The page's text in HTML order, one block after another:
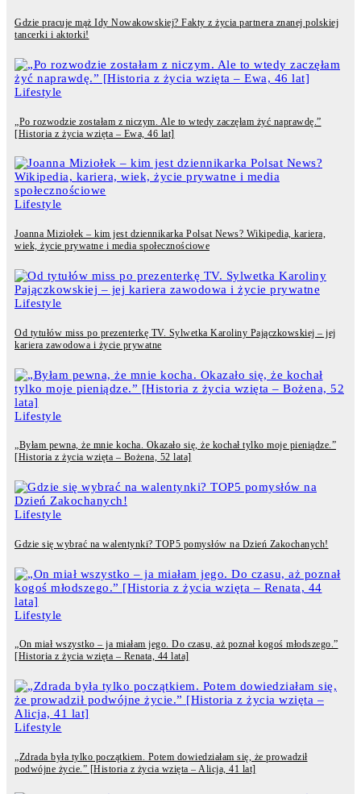
Gdzie pracuje mąż Idy Nowakowskiej? Fakty z życia partnera znanej polskiej
tancerki i aktorki!
Lifestyle
„Po rozwodzie zostałam z niczym. Ale to wtedy zaczęłam żyć naprawdę.”
[Historia z życia wzięta – Ewa, 46 lat]
Lifestyle
Joanna Miziołek – kim jest dziennikarka Polsat News? Wikipedia, kariera,
wiek, życie prywatne i media społecznościowe
Lifestyle
Od tytułów miss po prezenterkę TV. Sylwetka Karoliny Pajączkowskiej – jej
kariera zawodowa i życie prywatne
Lifestyle
„Byłam pewna, że mnie kocha. Okazało się, że kochał tylko moje pieniądze.”
[Historia z życia wzięta – Bożena, 52 lata]
Lifestyle
Gdzie się wybrać na walentynki? TOP5 pomysłów na Dzień Zakochanych!
Lifestyle
„On miał wszystko – ja miałam jego. Do czasu, aż poznał kogoś młodszego.”
[Historia z życia wzięta – Renata, 44 lata]
Lifestyle
„Zdrada była tylko początkiem. Potem dowiedziałam się, że prowadził
podwójne życie.” [Historia z życia wzięta – Alicja, 41 lat]